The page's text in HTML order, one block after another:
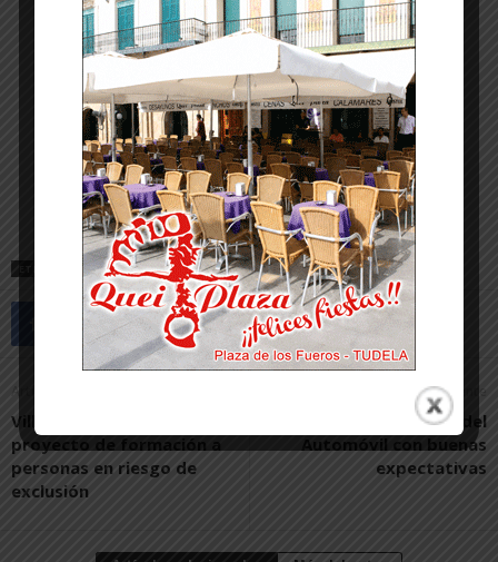
RED DE CIUDADES AMIGAS DE LAS PERSONAS MAYORES
Artículo anterior
Villa Javier refuerza su
proyecto de formación a
personas en riesgo de
exclusión
Artículo siguiente
Tarazona abre su Feria del
Automóvil con buenas
expectativas